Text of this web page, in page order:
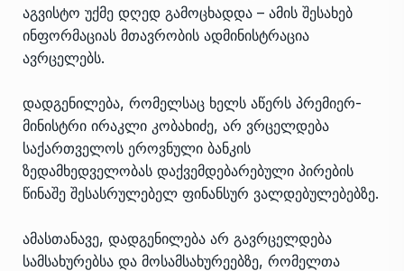
აგვისტო უქმე დღედ გამოცხადდა – ამის შესახებ
ინფორმაციას მთავრობის ადმინისტრაცია
ავრცელებს.
დადგენილება, რომელსაც ხელს აწერს პრემიერ-
მინისტრი ირაკლი კობახიძე, არ ვრცელდება
საქართველოს ეროვნული ბანკის
ზედამხედველობას დაქვემდებარებული პირების
წინაშე შესასრულებელ ფინანსურ ვალდებულებებზე.
ამასთანავე, დადგენილება არ გავრცელდება
სამსახურებსა და მოსამსახურეებზე, რომელთა